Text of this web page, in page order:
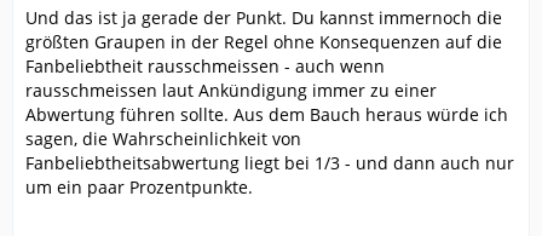
Und das ist ja gerade der Punkt. Du kannst immernoch die
größten Graupen in der Regel ohne Konsequenzen auf die
Fanbeliebtheit rausschmeissen - auch wenn
rausschmeissen laut Ankündigung immer zu einer
Abwertung führen sollte. Aus dem Bauch heraus würde ich
sagen, die Wahrscheinlichkeit von
Fanbeliebtheitsabwertung liegt bei 1/3 - und dann auch nur
um ein paar Prozentpunkte.